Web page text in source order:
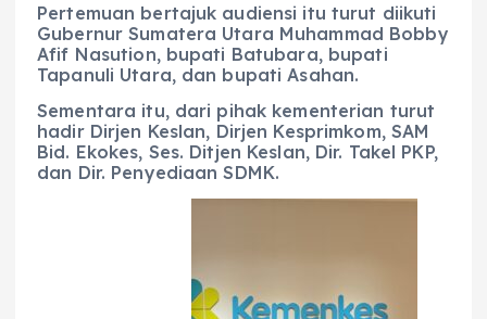
Pertemuan bertajuk audiensi itu turut diikuti
Gubernur Sumatera Utara Muhammad Bobby
Afif Nasution, bupati Batubara, bupati
Tapanuli Utara, dan bupati Asahan.
Sementara itu, dari pihak kementerian turut
hadir Dirjen Keslan, Dirjen Kesprimkom, SAM
Bid. Ekokes, Ses. Ditjen Keslan, Dir. Takel PKP,
dan Dir. Penyediaan SDMK.